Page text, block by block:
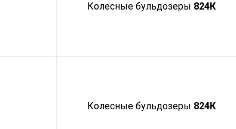
Колесные бульдозеры 824К
Колесные бульдозеры 824К